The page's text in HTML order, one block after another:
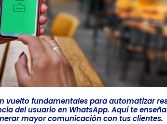
vuelto fundamentales para automatizar
del usuario en WhatsApp. Aquí te
mayor comunicación con tus clientes.